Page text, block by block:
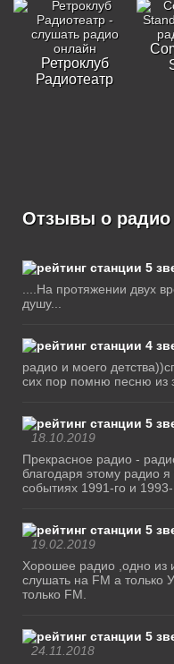
Ретроклуб
Радиотеатр
Отзывы о радио
....На протяжении двух
душу...
радио и моего
сих пор помню песню из
18.10.2019
Прекрасное радио -
благодаря этому радио
событиях 1991-го и 1993-
19.02.2019
Хорошее радио ,одно из
слушать на FM а
только FM.
24.11.2018